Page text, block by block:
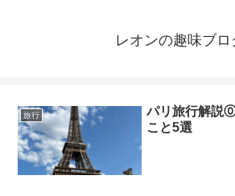
レオンの趣味ブロ
旅行
パリ旅行解説
こと5選